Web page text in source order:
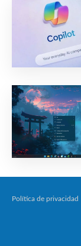
Política de privacidad